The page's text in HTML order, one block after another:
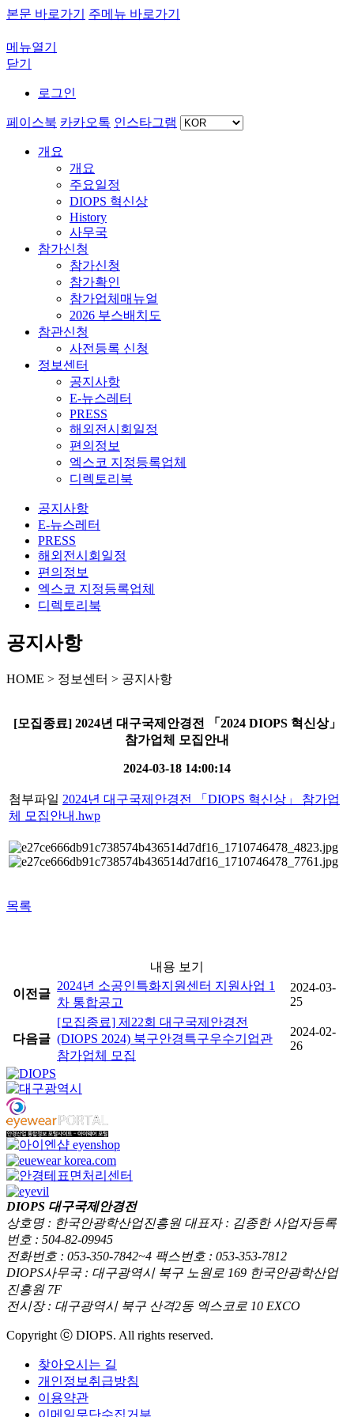
본문 바로가기 주메뉴 바로가기
메뉴열기
닫기
로그인
페이스북 카카오톡 인스타그램
개요
개요
주요일정
DIOPS 혁신상
History
사무국
참가신청
참가신청
참가확인
참가업체매뉴얼
2026 부스배치도
참관신청
사전등록 신청
정보센터
공지사항
E-뉴스레터
PRESS
해외전시회일정
편의정보
엑스코 지정등록업체
디렉토리북
공지사항
E-뉴스레터
PRESS
해외전시회일정
편의정보
엑스코 지정등록업체
디렉토리북
공지사항
HOME > 정보센터 > 공지사항
[모집종료] 2024년 대구국제안경전 「2024 DIOPS 혁신상」
참가업체 모집안내
2024-03-18 14:00:14
첨부파일 2024년 대구국제안경전 「DIOPS 혁신상」 참가업
체 모집안내.hwp
목록
내용 보기
이전글
2024년 소공인특화지원센터 지원사업 1
차 통합공고
2024-03-
25
다음글
[모집종료] 제22회 대구국제안경전
(DIOPS 2024) 북구안경특구우수기업관
참가업체 모집
2024-02-
26
DIOPS 대구국제안경전
상호명 : 한국안광학산업진흥원 대표자 : 김종한 사업자등록
번호 : 504-82-09945
전화번호 : 053-350-7842~4 팩스번호 : 053-353-7812
DIOPS사무국 : 대구광역시 북구 노원로 169 한국안광학산업
진흥원 7F
전시장 : 대구광역시 북구 산격2동 엑스코로 10 EXCO
Copyright ⓒ DIOPS. All rights reserved.
찾아오시는 길
개인정보취급방침
이용약관